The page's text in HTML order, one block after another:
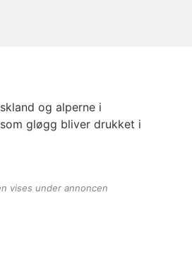
og alperne i
gløgg bliver drukket i
vises under annoncen